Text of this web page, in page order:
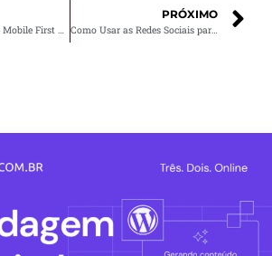
PRÓXIMO
Como Usar as Redes Sociais para Gerar Mais Vendas no Seu E-commerce